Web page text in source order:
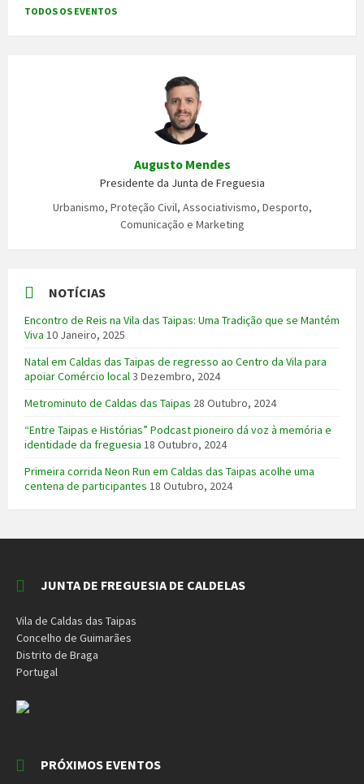
TODOS OS EVENTOS
Augusto Mendes
Presidente da Junta de Freguesia
Urbanismo, Proteção Civil, Associativismo, Desporto,
Comunicação e Marketing
NOTÍCIAS
Encontro de Reis na Vila das Taipas: Uma Tradição que se Mantém
Viva 10 Janeiro, 2025
Natal em Caldas das Taipas de regresso ao Centro da Vila para
apoiar Comércio local3 Dezembro, 2024
Metrominuto de Caldas das Taipas 28 Outubro, 2024
“Entre Taipas e Histórias” Podcast pioneiro dá voz à memória e
identidade da freguesia 18 Outubro, 2024
Primeira corrida Neon Run em Caldas das Taipas acolhe uma
centena de participantes 18 Outubro, 2024
JUNTA DE FREGUESIA DE CALDELAS
Vila de Caldas das Taipas
Concelho de Guimarães
Distrito de Braga
Portugal
PRÓXIMOS EVENTOS